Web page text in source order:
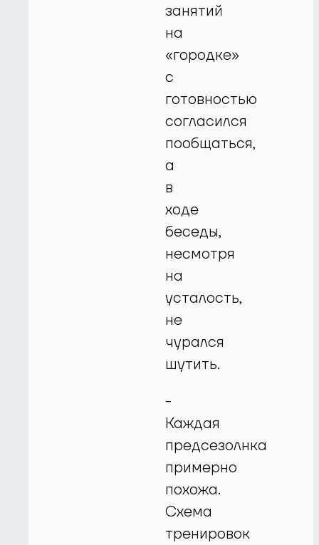
занятий
на
«городке»
с
готовностью
согласился
пообщаться,
а
в
ходе
беседы,
несмотря
на
усталость,
не
чурался
шутить.
-
Каждая
предсезолнка
примерно
похожа.
Схема
тренировок